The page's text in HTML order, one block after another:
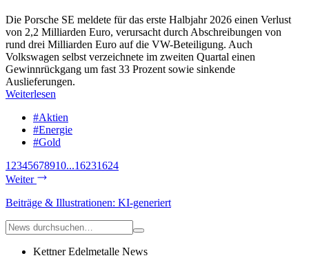
Die Porsche SE meldete für das erste Halbjahr 2026 einen Verlust
von 2,2 Milliarden Euro, verursacht durch Abschreibungen von
rund drei Milliarden Euro auf die VW-Beteiligung. Auch
Volkswagen selbst verzeichnete im zweiten Quartal einen
Gewinnrückgang um fast 33 Prozent sowie sinkende
Auslieferungen.
Weiterlesen
#Aktien
#Energie
#Gold
1 2345678910...16231624
Weiter
Beiträge & Illustrationen: KI-generiert
Kettner Edelmetalle News